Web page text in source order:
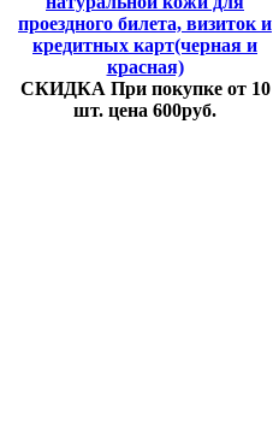
проездного билета, визиток и
кредитных карт(черная и
красная)
СКИДКА При покупке от 10
шт. цена 600руб.